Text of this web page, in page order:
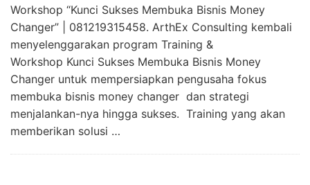
Workshop “Kunci Sukses Membuka Bisnis Money
Changer” | 081219315458. ArthEx Consulting kembali
menyelenggarakan program Training &
Workshop Kunci Sukses Membuka Bisnis Money
Changer untuk mempersiapkan pengusaha fokus
membuka bisnis money changer dan strategi
menjalankan-nya hingga sukses. Training yang akan
memberikan solusi …